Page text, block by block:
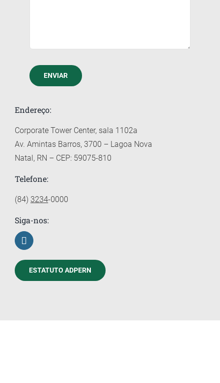
ENVIAR
Endereço:
Corporate Tower Center, sala 1102a
Av. Amintas Barros, 3700 – Lagoa Nova
Natal, RN – CEP: 59075-810
Telefone:
(84) 3234-0000
Siga-nos:
ESTATUTO ADPERN